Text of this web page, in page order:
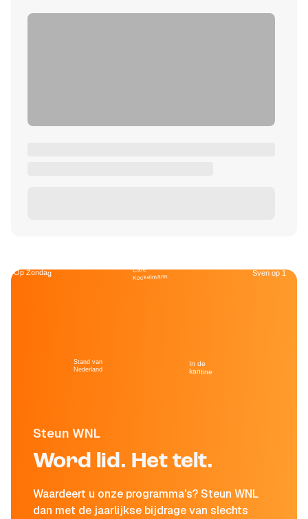
Steun WNL
Word lid. Het telt.
Waardeert u onze programma's? Steun WNL
dan met de jaarlijkse bijdrage van slechts
Op Zondag
Stand van
Nederland
Café
Kockelmann
In de
kantine
Sven op 1